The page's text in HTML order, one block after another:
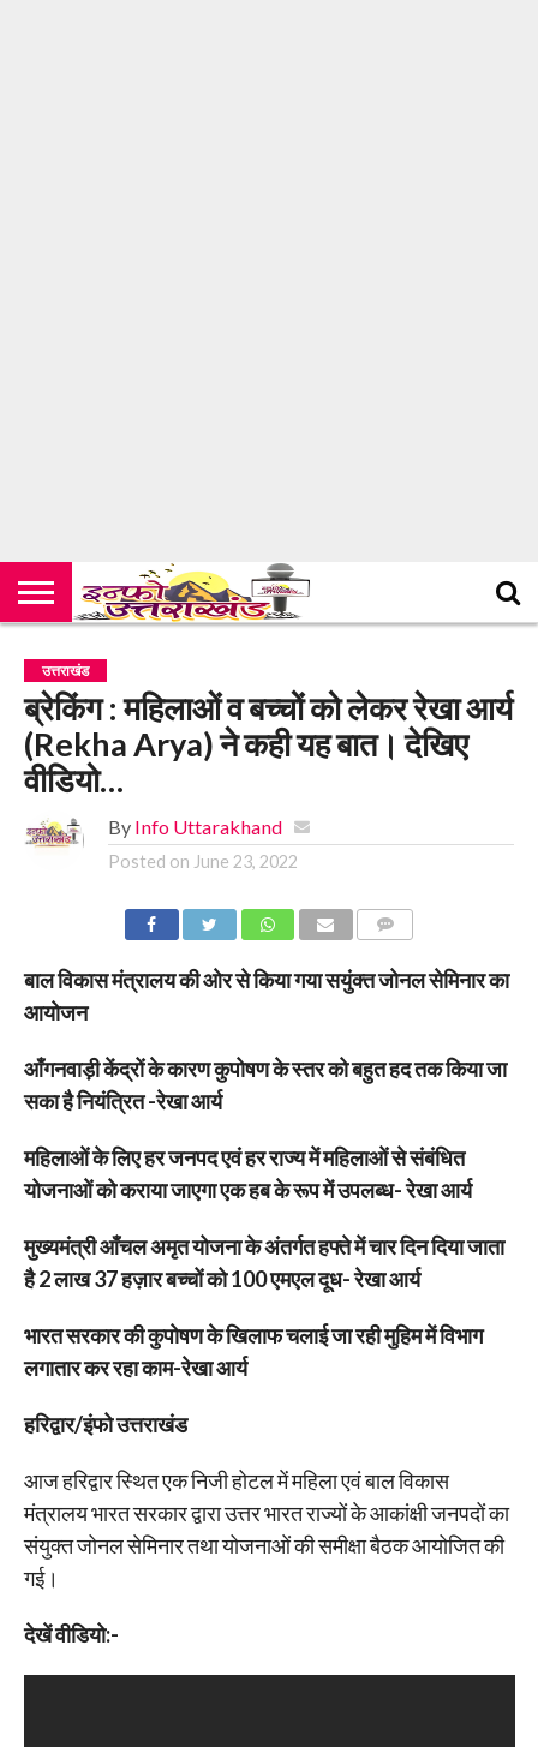
उत्तराखंड
ब्रेकिंग : महिलाओं व बच्चों को लेकर रेखा आर्य
(Rekha Arya) ने कही यह बात। देखिए
वीडियो…
By Info Uttarakhand
Posted on June 23, 2022
बाल विकास मंत्रालय की ओर से किया गया सयुंक्त जोनल सेमिनार का
आयोजन
आँगनवाड़ी केंद्रों के कारण कुपोषण के स्तर को बहुत हद तक किया जा
सका है नियंत्रित -रेखा आर्य
महिलाओं के लिए हर जनपद एवं हर राज्य में महिलाओं से संबंधित
योजनाओं को कराया जाएगा एक हब के रूप में उपलब्ध- रेखा आर्य
मुख्यमंत्री आँचल अमृत योजना के अंतर्गत हफ्ते में चार दिन दिया जाता
है 2 लाख 37 हज़ार बच्चों को 100 एमएल दूध- रेखा आर्य
भारत सरकार की कुपोषण के खिलाफ चलाई जा रही मुहिम में विभाग
लगातार कर रहा काम-रेखा आर्य
हरिद्वार/इंफो उत्तराखंड
आज हरिद्वार स्थित एक निजी होटल में महिला एवं बाल विकास
मंत्रालय भारत सरकार द्वारा उत्तर भारत राज्यों के आकांक्षी जनपदों का
संयुक्त जोनल सेमिनार तथा योजनाओं की समीक्षा बैठक आयोजित की
गई।
देखें वीडियो:-